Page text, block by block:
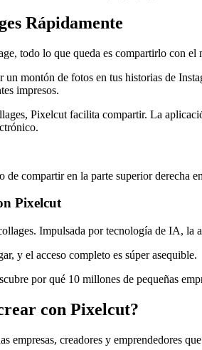
Rápidamente
todo lo que queda es compartirlo con el
un montón de fotos en tus historias de
impresos.
Pixelcut facilita compartir. La
de compartir en la parte superior derecha
Pixelcut
Impulsada por tecnología de IA,
y el acceso completo es súper asequible.
por qué 10 millones de pequeñas
con Pixelcut?
empresas, creadores y emprendedores